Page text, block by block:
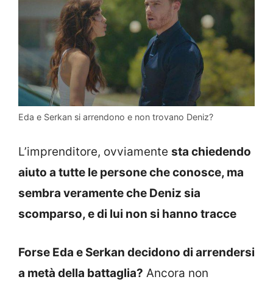
Eda e Serkan si arrendono e non trovano Deniz?
L’imprenditore, ovviamente sta chiedendo
aiuto a tutte le persone che conosce, ma
sembra veramente che Deniz sia
scomparso, e di lui non si hanno tracce
Forse Eda e Serkan decidono di arrendersi
a metà della battaglia? Ancora non